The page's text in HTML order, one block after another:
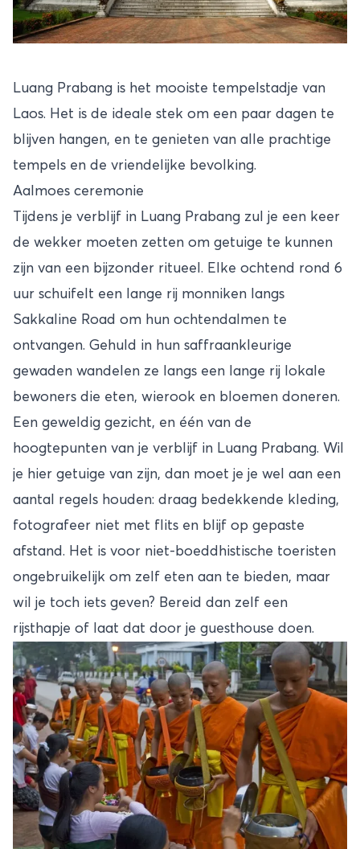
Luang Prabang is het mooiste tempelstadje van
Laos. Het is de ideale stek om een paar dagen te
blijven hangen, en te genieten van alle prachtige
tempels en de vriendelijke bevolking.
Aalmoes ceremonie
Tijdens je verblijf in Luang Prabang zul je een keer
de wekker moeten zetten om getuige te kunnen
zijn van een bijzonder ritueel. Elke ochtend rond 6
uur schuifelt een lange rij monniken langs
Sakkaline Road om hun ochtendalmen te
ontvangen. Gehuld in hun saffraankleurige
gewaden wandelen ze langs een lange rij lokale
bewoners die eten, wierook en bloemen doneren.
Een geweldig gezicht, en één van de
hoogtepunten van je verblijf in Luang Prabang. Wil
je hier getuige van zijn, dan moet je je wel aan een
aantal regels houden: draag bedekkende kleding,
fotografeer niet met flits en blijf op gepaste
afstand. Het is voor niet-boeddhistische toeristen
ongebruikelijk om zelf eten aan te bieden, maar
wil je toch iets geven? Bereid dan zelf een
rijsthapje of laat dat door je guesthouse doen.